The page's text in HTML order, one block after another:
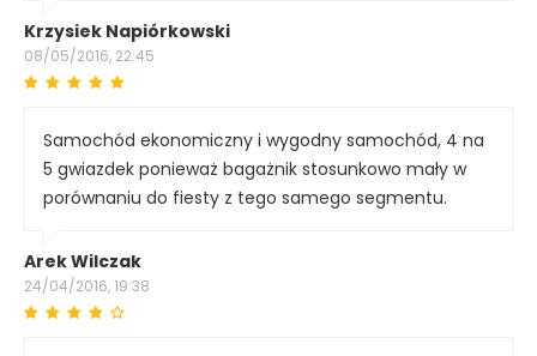
Krzysiek Napiórkowski
08/05/2016, 22:45
Samochód ekonomiczny i wygodny samochód, 4 na
5 gwiazdek ponieważ bagażnik stosunkowo mały w
porównaniu do fiesty z tego samego segmentu.
Arek Wilczak
24/04/2016, 19:38